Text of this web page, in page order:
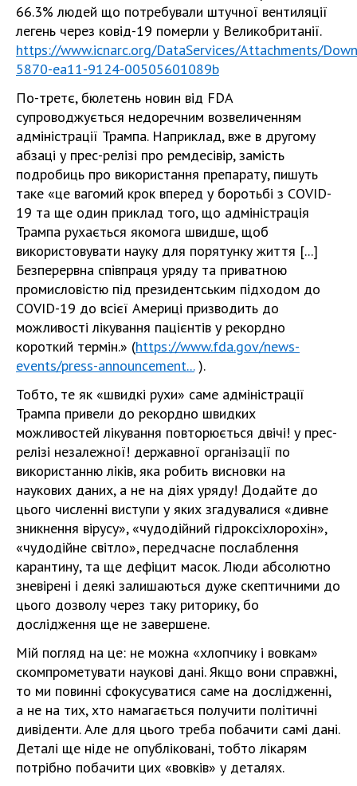
66.3% людей що потребували штучної вентиляції
легень через ковід-19 померли у Великобританії.
https://www.icnarc.org/DataServices/Attachments/
5870-ea11-9124-00505601089b
По-третє, бюлетень новин від FDA
супроводжується недоречним возвеличенням
адміністрації Трампа. Наприклад, вже в другому
абзаці у прес-релізі про ремдесівір, замість
подробиць про використання препарату, пишуть
таке «це вагомий крок вперед у боротьбі з COVID-
19 та ще один приклад того, що адміністрація
Трампа рухається якомога швидше, щоб
використовувати науку для порятунку життя [...]
Безперервна співпраця уряду та приватною
промисловістю під президентським підходом до
COVID-19 до всієї Америці призводить до
можливості лікування пацієнтів у рекордно
короткий термін.» (https://www.fda.gov/news-
events/press-announcement...).
Тобто, те як «швидкі рухи» саме адміністрації
Трампа привели до рекордно швидких
можливостей лікування повторюється двічі! у прес-
релізі незалежної! державної організації по
використанню ліків, яка робить висновки на
наукових даних, а не на діях уряду! Додайте до
цього численні виступи у яких згадувалися «дивне
зникнення вірусу», «чудодійний гідроксіхлорохін»,
«чудодійне світло», передчасне послаблення
карантину, та ще дефіцит масок. Люди абсолютно
зневірені і деякі залишаються дуже скептичними до
цього дозволу через таку риторику, бо
дослідження ще не завершене.
Мій погляд на це: не можна «хлопчику і вовкам»
скомпрометувати наукові дані. Якщо вони справжні,
то ми повинні сфокусуватися саме на дослідженні,
а не на тих, хто намагається получити політичні
дивіденти. Але для цього треба побачити самі дані.
Деталі ще ніде не опубліковані, тобто лікарям
потрібно побачити цих «вовків» у деталях.